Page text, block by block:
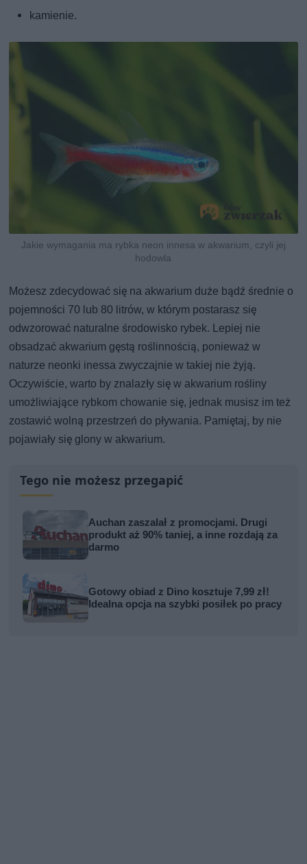
kamienie.
Jakie wymagania ma rybka neon innesa w akwarium, czyli jej
hodowla
Możesz zdecydować się na akwarium duże bądź średnie o
pojemności 70 lub 80 litrów, w którym postarasz się
odwzorować naturalne środowisko rybek. Lepiej nie
obsadzać akwarium gęstą roślinnością, ponieważ w
naturze neonki inessa zwyczajnie w takiej nie żyją.
Oczywiście, warto by znalazły się w akwarium rośliny
umożliwiające rybkom chowanie się, jednak musisz im też
zostawić wolną przestrzeń do pływania. Pamiętaj, by nie
pojawiały się glony w akwarium.
Tego nie możesz przegapić
Auchan zaszalał z promocjami. Drugi
produkt aż 90% taniej, a inne rozdają za
darmo
Gotowy obiad z Dino kosztuje 7,99 zł!
Idealna opcja na szybki posiłek po pracy